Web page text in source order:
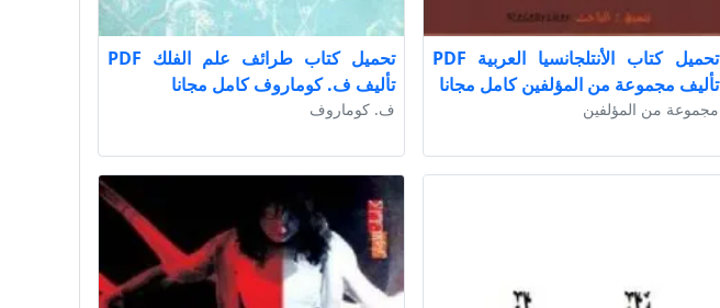
تحميل كتاب الأنتلجانسيا العربية PDF
تأليف مجموعة من المؤلفين كامل مجانا
مجموعة من المؤلفين
تحميل كتاب طرائف علم الفلك PDF
تأليف ف. كوماروف كامل مجانا
ف. كوماروف